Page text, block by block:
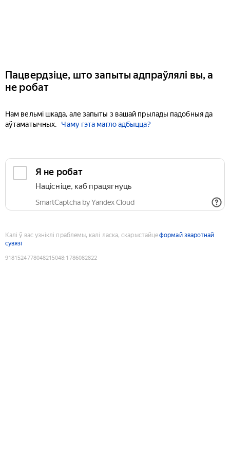
Пацвердзіце, што запыты адпраўлялі вы, а
не робат
Нам вельмі шкада, але запыты з вашай прылады падобныя да
аўтаматычных.
Чаму гэта магло адбыцца?
Я не робат
Націсніце, каб працягнуць
SmartCaptcha by Yandex Cloud
Калі ў вас узніклі праблемы, калі ласка, скарыстайцеформай зваротнай
сувязі
9181524778048215048:1786082822